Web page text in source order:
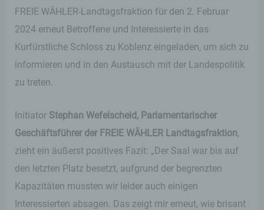
FREIE WÄHLER-Landtagsfraktion für den 2. Februar
2024 erneut Betroffene und Interessierte in das
Kurfürstliche Schloss zu Koblenz eingeladen, um sich zu
informieren und in den Austausch mit der Landespolitik
zu treten.
Initiator Stephan Wefelscheid, Parlamentarischer
Geschäftsführer der FREIE WÄHLER Landtagsfraktion,
zieht ein äußerst positives Fazit: „Der Saal war bis auf
den letzten Platz besetzt, aufgrund der begrenzten
Kapazitäten mussten wir leider auch einigen
Interessierten absagen. Das zeigt mir erneut, wie brisant